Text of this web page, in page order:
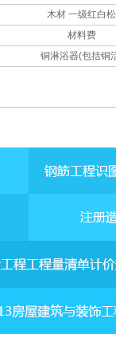
木材 一级红白松
材料费
铜淋浴器(包括铜